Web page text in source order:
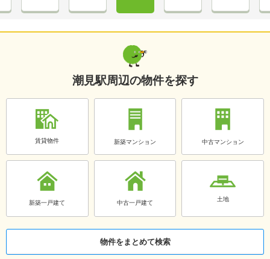
潮見駅周辺の物件を探す
賃貸物件 新築マンション 中古マンション
新築一戸建て 中古一戸建て
土地
物件をまとめて検索